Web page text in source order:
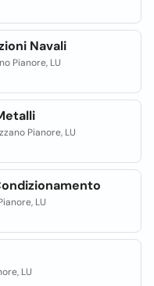
Navali
Pianore, LU
Pianore, LU
LU
LU